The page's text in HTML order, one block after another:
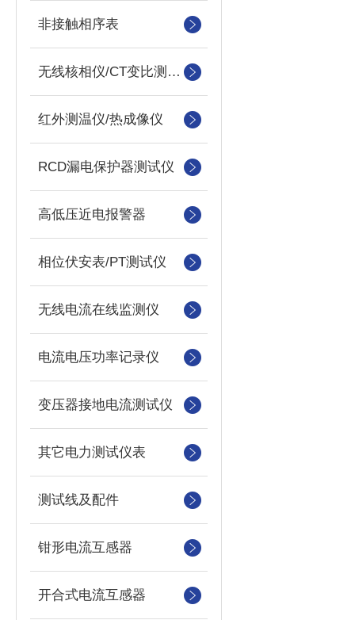
非接触相序表
无线核相仪/CT变比测试仪
红外测温仪/热成像仪
RCD漏电保护器测试仪
高低压近电报警器
相位伏安表/PT测试仪
无线电流在线监测仪
电流电压功率记录仪
变压器接地电流测试仪
其它电力测试仪表
测试线及配件
钳形电流互感器
开合式电流互感器